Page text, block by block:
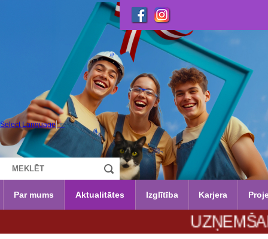
Select Language ▼
Par mums Aktualitātes Izglītība Karjera